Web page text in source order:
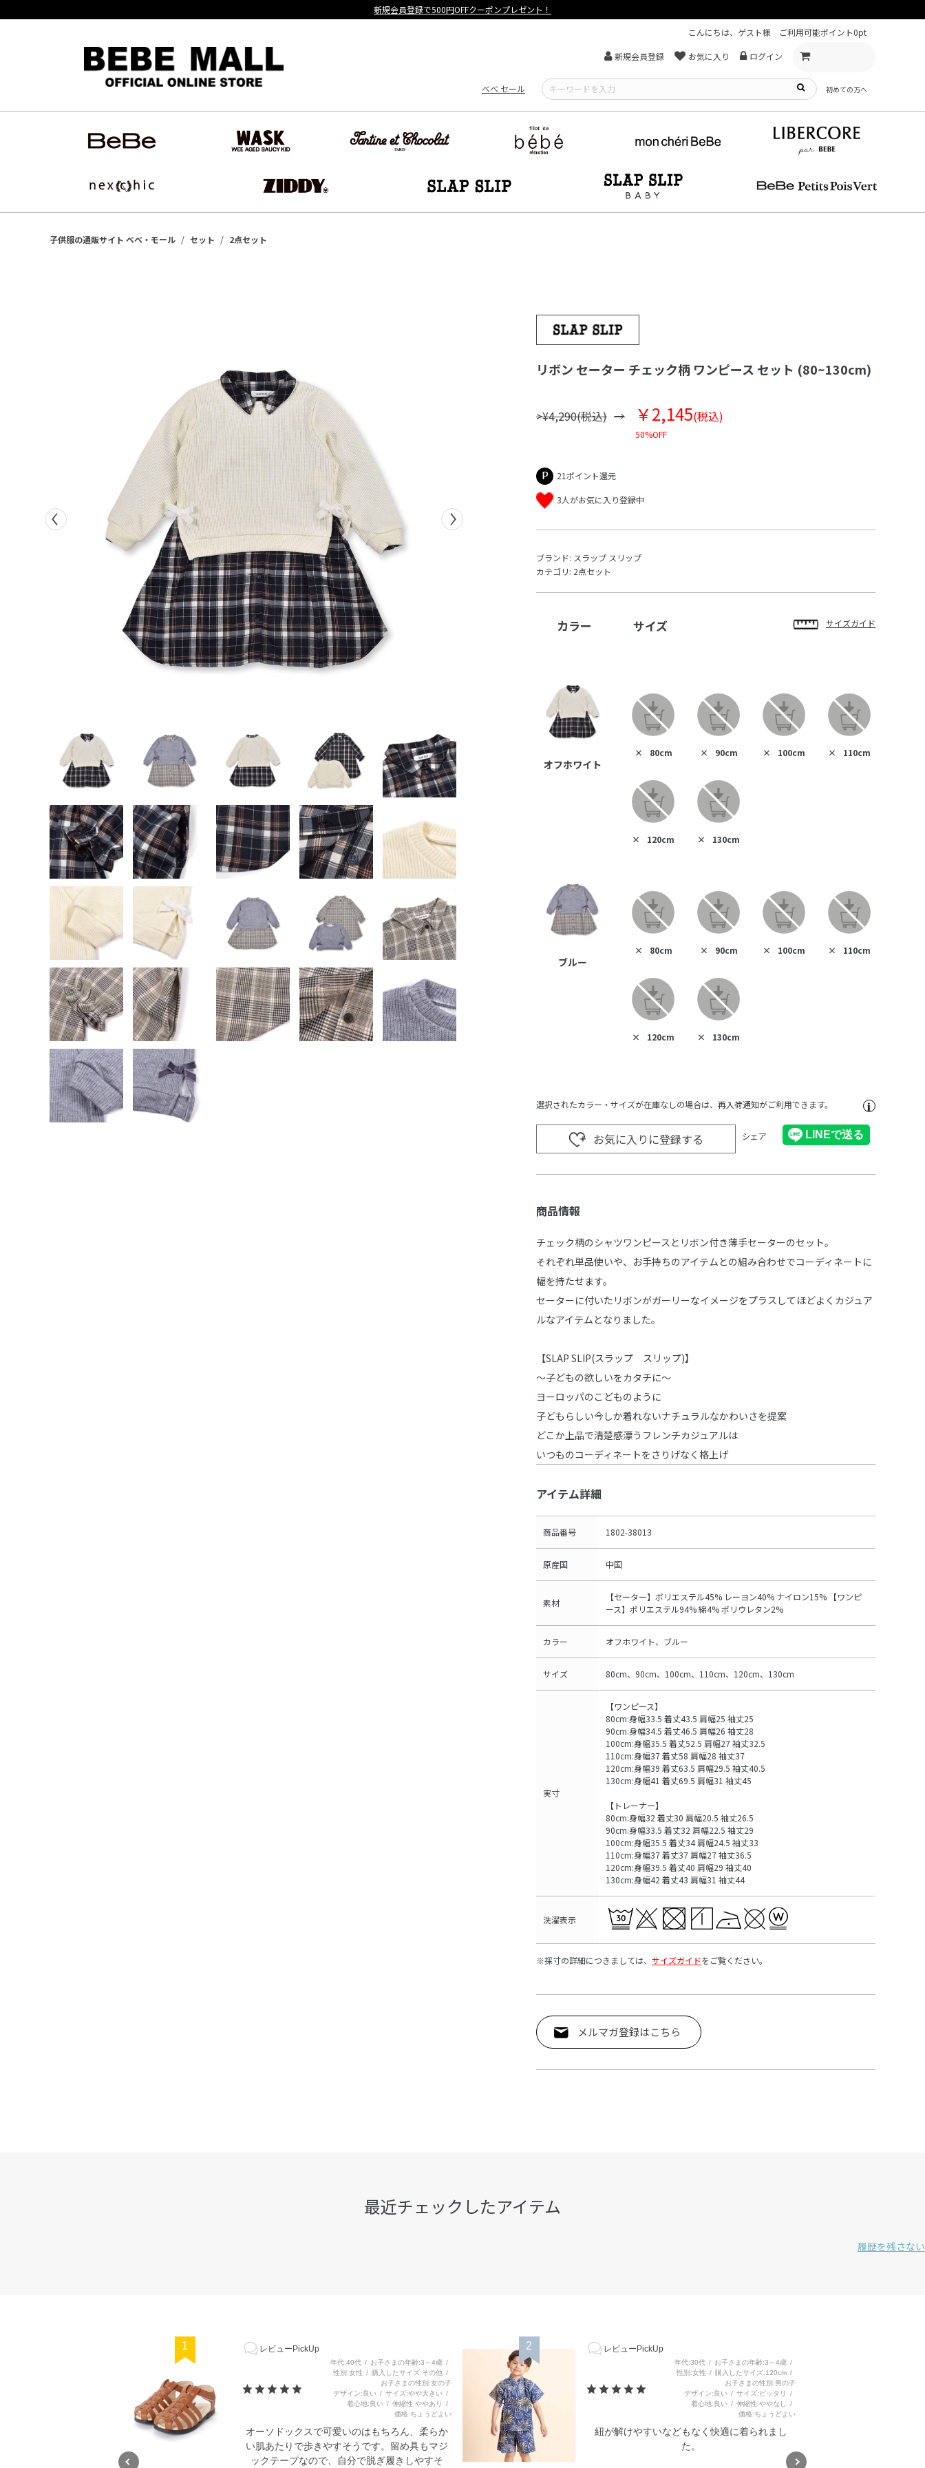
新規会員登録で500円OFFクーポンプレゼント！
こんにちは、ゲスト様
ご利用可能ポイント0pt
新規会員登録 お気に入り ログイン
べべ セール 初めての方へ
子供服の通販サイト ベベ・モール セット 2点セット
リボン セーター チェック柄 ワンピース セット (80~130cm)
>¥4,290(税込) ￥2,145(税込)
50%OFF
21ポイント還元
3人がお気に入り登録中
ブランド: スラップ スリップ
カテゴリ: 2点セット
カラー サイズ サイズガイド
オフホワイト
× 80cm × 90cm × 100cm × 110cm
× 120cm × 130cm
ブルー
× 80cm × 90cm × 100cm × 110cm
× 120cm × 130cm
選択されたカラー・サイズが在庫なしの場合は、再入荷通知がご利用できます。
お気に入りに登録する シェア
商品情報
チェック柄のシャツワンピースとリボン付き薄手セーターのセット。
それぞれ単品使いや、お手持ちのアイテムとの組み合わせでコーディネートに
幅を持たせます。
セーターに付いたリボンがガーリーなイメージをプラスしてほどよくカジュア
ルなアイテムとなりました。
【SLAP SLIP(スラップ スリップ)】
～子どもの欲しいをカタチに～
ヨーロッパのこどものように
子どもらしい今しか着れないナチュラルなかわいさを提案
どこか上品で清楚感漂うフレンチカジュアルは
いつものコーディネートをさりげなく格上げ
アイテム詳細
商品番号 1802-38013
原産国 中国
素材
【セーター】ポリエステル45% レーヨン40% ナイロン15% 【ワンピ
ース】ポリエステル94% 綿4% ポリウレタン2%
カラー オフホワイト、ブルー
サイズ 80cm、90cm、100cm、110cm、120cm、130cm
実寸
【ワンピース】
80cm:身幅33.5 着丈43.5 肩幅25 袖丈25
90cm:身幅34.5 着丈46.5 肩幅26 袖丈28
100cm:身幅35.5 着丈52.5 肩幅27 袖丈32.5
110cm:身幅37 着丈58 肩幅28 袖丈37
120cm:身幅39 着丈63.5 肩幅29.5 袖丈40.5
130cm:身幅41 着丈69.5 肩幅31 袖丈45
【トレーナー】
80cm:身幅32 着丈30 肩幅20.5 袖丈26.5
90cm:身幅33.5 着丈32 肩幅22.5 袖丈29
100cm:身幅35.5 着丈34 肩幅24.5 袖丈33
110cm:身幅37 着丈37 肩幅27 袖丈36.5
120cm:身幅39.5 着丈40 肩幅29 袖丈40
130cm:身幅42 着丈43 肩幅31 袖丈44
洗濯表示
※採寸の詳細につきましては、 サイズガイドをご覧ください。
メルマガ登録はこちら
最近チェックしたアイテム
履歴を残さない
1 レビューPickUp
年代 40代 お子さまの年齢 3～4歳
性別 女性 購入したサイズ その他
お子さまの性別 女の子
デザイン 良い サイズ やや大きい
着心地 良い 伸縮性 ややあり
価格 ちょうどよい
オーソドックスで可愛いのはもちろん、柔らか
い肌あたりで歩きやすそうです。留め具もマジ
ックテープなので、自分で脱ぎ履きしやすそ
2 レビューPickUp
年代 30代 お子さまの年齢 3～4歳
性別 女性 購入したサイズ 120cm
お子さまの性別 男の子
デザイン 良い サイズ ピッタリ
着心地 良い 伸縮性 ややなし
価格 ちょうどよい
紐が解けやすいなどもなく快適に着られまし
た。